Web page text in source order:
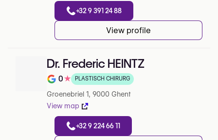
+32 9 391 24 88
View profile
Dr. Frederic HEINTZ
Note de 0 sur 5 sur Google
0★ PLASTISCH CHIRURG
Groenebriel 1, 9000 Ghent
View map
+32 9 224 66 11